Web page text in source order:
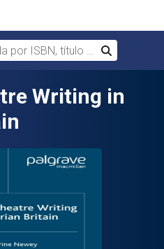
por ISBN, título o autor
Buscar
Writing in